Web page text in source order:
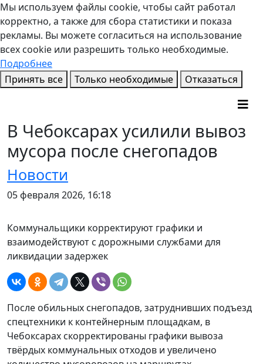
Мы используем файлы cookie, чтобы сайт работал
корректно, а также для сбора статистики и показа
рекламы. Вы можете согласиться на использование
всех cookie или разрешить только необходимые.
Подробнее
Принять все
Только необходимые Отказаться
В Чебоксарах усилили вывоз
мусора после снегопадов
Новости
05 февраля 2026, 16:18
Коммунальщики корректируют графики и
взаимодействуют с дорожными службами для
ликвидации задержек
После обильных снегопадов, затруднивших подъезд
спецтехники к контейнерным площадкам, в
Чебоксарах скорректированы графики вывоза
твёрдых коммунальных отходов и увеличено